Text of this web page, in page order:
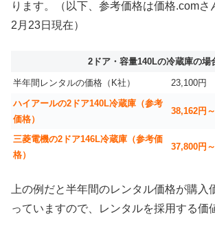
ります。（以下、参考価格は価格.comさ
2月23日現在）
2ドア・容量140Lの冷蔵庫の場
半年間レンタルの価格（K社）
23,100円
ハイアールの2ドア140L冷蔵庫（参考
価格）
38,162円～
三菱電機の2ドア146L冷蔵庫（参考価
格）
37,800円～
上の例だと半年間のレンタル価格が購入
っていますので、レンタルを採用する価